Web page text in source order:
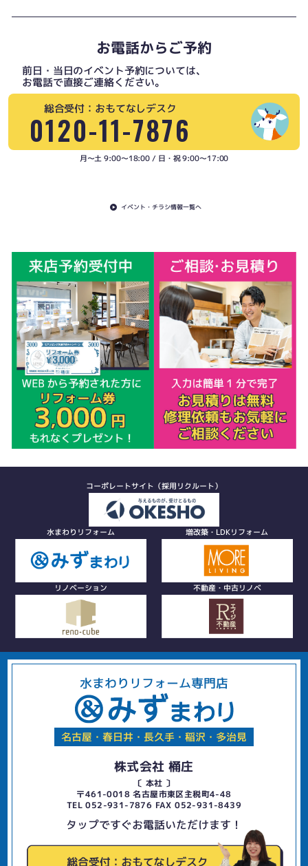
お電話からご予約
前日・当日のイベント予約については、
お電話で直接ご連絡ください。
総合受付：おもてなしデスク
0120-11-7876
月〜土 9:00〜18:00 / 日・祝 9:00〜17:00
イベント・チラシ情報一覧へ
コーポレートサイト（採用リクルート）
水まわりリフォーム 増改築・LDKリフォーム
リノベーション 不動産・中古リノベ
水まわりリフォーム専門店
名古屋・春日井・長久手・稲沢・多治見
株式会社 桶庄
〔 本社 〕
〒461-0018 名古屋市東区主税町4-48
TEL 052-931-7876 FAX 052-931-8439
タップですぐお電話いただけます！